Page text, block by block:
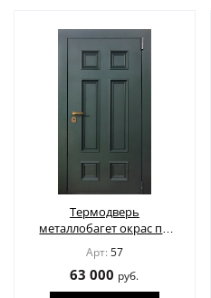
ФОТО
УСЛУГИ
НОВОСТИ
КОНТАКТЫ
Термодверь
металлобагет окрас по
RAL
Арт: 57
63 000 руб.